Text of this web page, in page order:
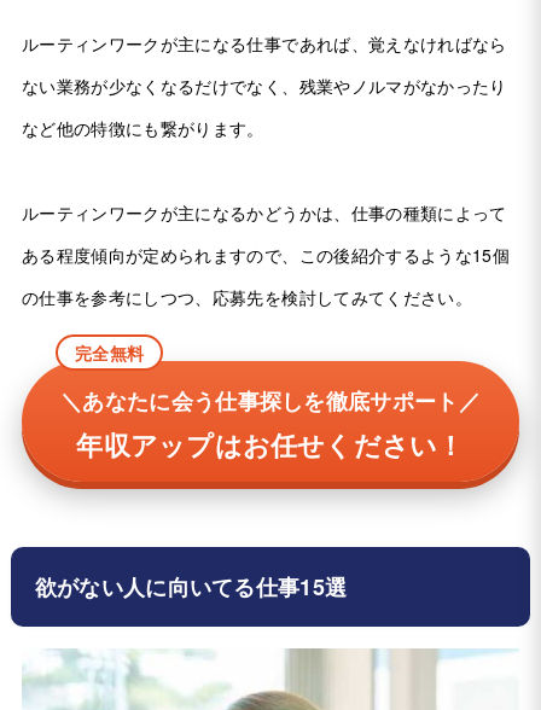
ルーティンワークが主になる仕事であれば、覚えなければなら
ない業務が少なくなるだけでなく、残業やノルマがなかったり
など他の特徴にも繋がります。
ルーティンワークが主になるかどうかは、仕事の種類によって
ある程度傾向が定められますので、この後紹介するような15個
の仕事を参考にしつつ、応募先を検討してみてください。
完全無料
＼あなたに会う仕事探しを徹底サポート／
年収アップはお任せください！
欲がない人に向いてる仕事15選